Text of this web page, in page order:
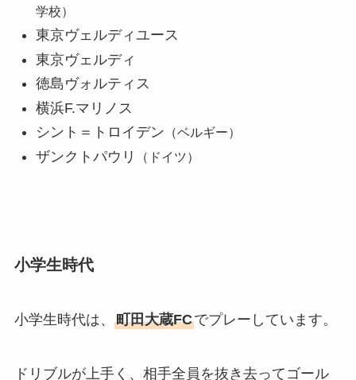
学校）
東京ヴェルディユース
東京ヴェルディ
徳島ヴォルティス
横浜F.マリノス
シント＝トロイデン （ベルギー）
ザンクトパウリ （ドイツ）
小学生時代
小学生時代は、 町田大蔵FCでプレーしています。
ドリブルが上手く、相手全員を抜き去ってゴール